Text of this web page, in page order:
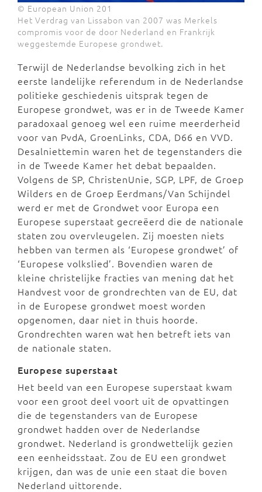
© European Union 201
Het Verdrag van Lissabon van 2007 was Merkels
compromis voor de door Nederland en Frankrijk
weggestemde Europese grondwet.
Terwijl de Nederlandse bevolking zich in het
eerste landelijke referendum in de Nederlandse
politieke geschiedenis uitsprak tegen de
Europese grondwet, was er in de Tweede Kamer
paradoxaal genoeg wel een ruime meerderheid
voor van PvdA, GroenLinks, CDA, D66 en VVD.
Desalniettemin waren het de tegenstanders die
in de Tweede Kamer het debat bepaalden.
Volgens de SP, ChristenUnie, SGP, LPF, de Groep
Wilders en de Groep Eerdmans/Van Schijndel
werd er met de Grondwet voor Europa een
Europese superstaat gecreëerd die de nationale
staten zou overvleugelen. Zij moesten niets
hebben van termen als ‘Europese grondwet’ of
‘Europese volkslied’. Bovendien waren de
kleine christelijke fracties van mening dat het
Handvest voor de grondrechten van de EU, dat
in de Europese grondwet moest worden
opgenomen, daar niet in thuis hoorde.
Grondrechten waren wat hen betreft iets van
de nationale staten.
Europese superstaat
Het beeld van een Europese superstaat kwam
voor een groot deel voort uit de opvattingen
die de tegenstanders van de Europese
grondwet hadden over de Nederlandse
grondwet. Nederland is grondwettelijk gezien
een eenheidsstaat. Zou de EU een grondwet
krijgen, dan was de unie een staat die boven
Nederland uittorende.